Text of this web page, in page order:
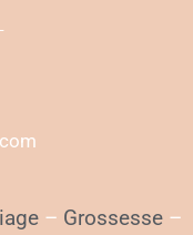
– Grossesse–